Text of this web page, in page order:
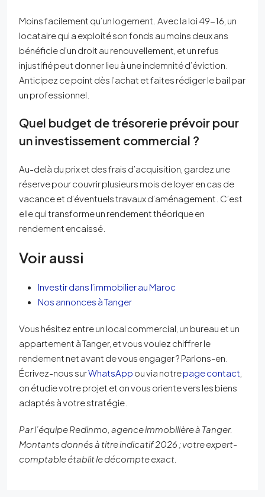
Moins facilement qu’un logement. Avec la loi 49-16, un
locataire qui a exploité son fonds au moins deux ans
bénéficie d’un droit au renouvellement, et un refus
injustifié peut donner lieu à une indemnité d’éviction.
Anticipez ce point dès l’achat et faites rédiger le bail par
un professionnel.
Quel budget de trésorerie prévoir pour
un investissement commercial ?
Au-delà du prix et des frais d’acquisition, gardez une
réserve pour couvrir plusieurs mois de loyer en cas de
vacance et d’éventuels travaux d’aménagement. C’est
elle qui transforme un rendement théorique en
rendement encaissé.
Voir aussi
Investir dans l’immobilier au Maroc
Nos annonces à Tanger
Vous hésitez entre un local commercial, un bureau et un
appartement à Tanger, et vous voulez chiffrer le
rendement net avant de vous engager ? Parlons-en.
Écrivez-nous surWhatsApp ou via notrepage contact
on étudie votre projet et on vous oriente vers les biens
adaptés à votre stratégie.
Par l’équipe Redinmo, agence immobilière à Tanger.
Montants donnés à titre indicatif 2026 ; votre expert-
comptable établit le décompte exact.